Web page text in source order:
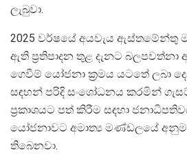
ලැබුවා.
2025 වර්ෂයේ අයවැය ඇස්තමේන්තු
ඇති ප්‍රතිපාදන තුළ දැනට බලපවත්නා
ගෙවීම් යෝජනා ක්‍රමය යටතේ ලබා
සඳහන් පරිදි සංශෝධනය කරමින්
ප්‍රකාශයට පත් කිරීම සඳහා
යෝජනාවට අමාත්‍ය මණ්ඩලයේ
තිබෙනවා.